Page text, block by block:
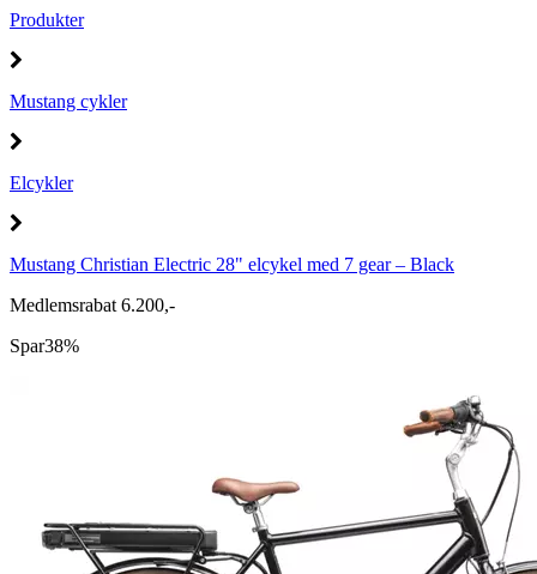
Produkter
Mustang cykler
Elcykler
Mustang Christian Electric 28" elcykel med 7 gear – Black
Medlemsrabat 6.200,-
Spar38%